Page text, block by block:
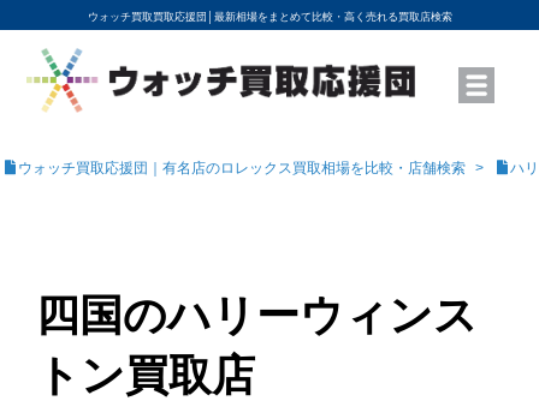
ウォッチ買取買取応援団│ 最新相場をまとめて比較・高く売れる買取店検索
YouTubeで動画を公開中
ROLEXモデル名から買取相場を調べる
高級時計ブランド名から買取相場を調べる
地域から買取店を探す
店舗名から買取店を探す
ブランド時計を高く売る方法
買取査定を依頼する
ウォッチ買取応援団｜有名店のロレックス買取相場を比較・店舗検索 ハ
四国のハリーウィンス
トン買取店